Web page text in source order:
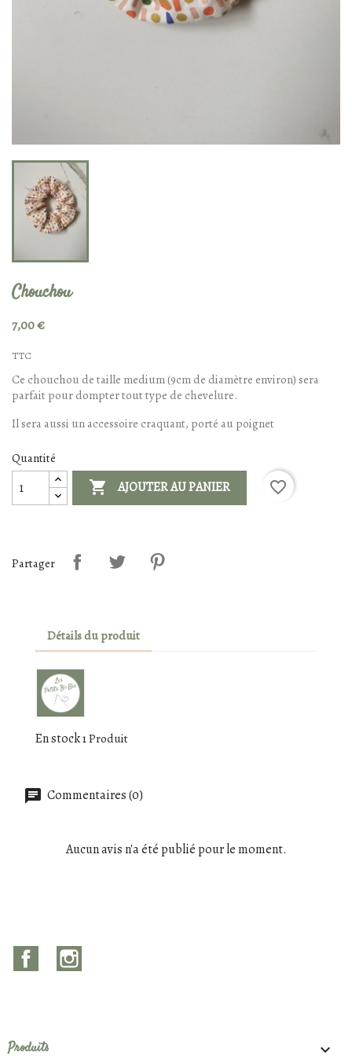
Chouchou
7,00 €
TTC
Ce chouchou de taille medium (9cm de diamètre environ) sera
parfait pour dompter tout type de chevelure.
Il sera aussi un accessoire craquant, porté au poignet
Quantité
 AJOUTER AU PANIER favorite_border
Partager
Détails du produit
En stock1 Produit
Commentaires (0)
Aucun avis n'a été publié pour le moment.
Facebook
Produits 